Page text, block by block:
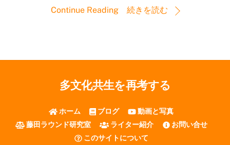
Continue Reading 続きを読む
多文化共生を再考する
ホーム ブログ
動画と写真
藤田ラウンド研究室
ライター紹介
お問い合せ
このサイトについて